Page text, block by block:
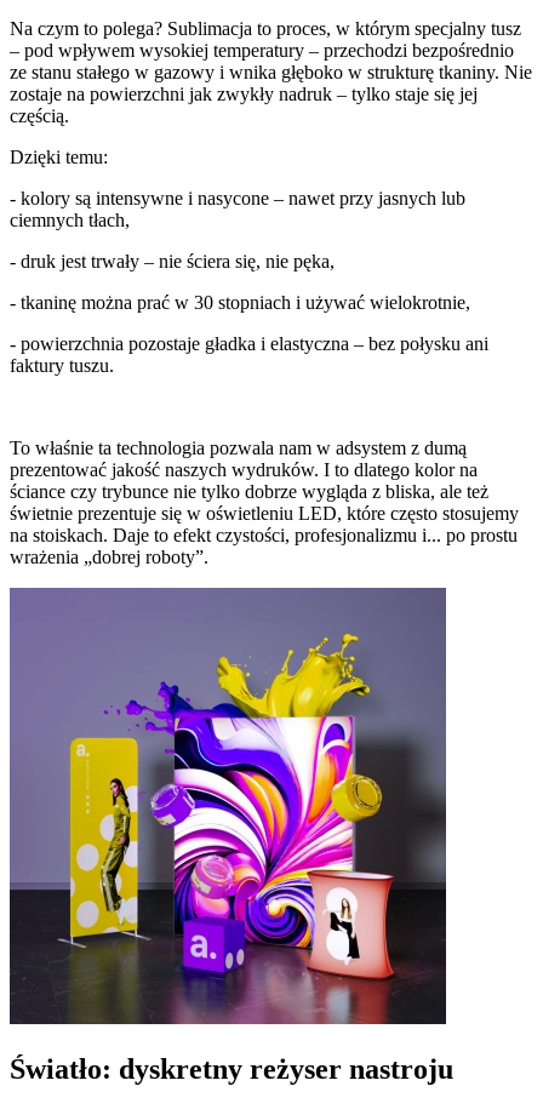
Na czym to polega? Sublimacja to proces, w którym specjalny tusz
– pod wpływem wysokiej temperatury – przechodzi bezpośrednio
ze stanu stałego w gazowy i wnika głęboko w strukturę tkaniny. Nie
zostaje na powierzchni jak zwykły nadruk – tylko staje się jej
częścią.
Dzięki temu:
- kolory są intensywne i nasycone – nawet przy jasnych lub
ciemnych tłach,
- druk jest trwały – nie ściera się, nie pęka,
- tkaninę można prać w 30 stopniach i używać wielokrotnie,
- powierzchnia pozostaje gładka i elastyczna – bez połysku ani
faktury tuszu.
To właśnie ta technologia pozwala nam w adsystem z dumą
prezentować jakość naszych wydruków. I to dlatego kolor na
ściance czy trybunce nie tylko dobrze wygląda z bliska, ale też
świetnie prezentuje się w oświetleniu LED, które często stosujemy
na stoiskach. Daje to efekt czystości, profesjonalizmu i... po prostu
wrażenia „dobrej roboty”.
Światło: dyskretny reżyser nastroju